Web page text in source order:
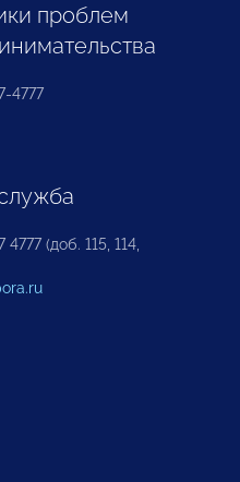
проблем
4777
4777 (доб. 115, 114,